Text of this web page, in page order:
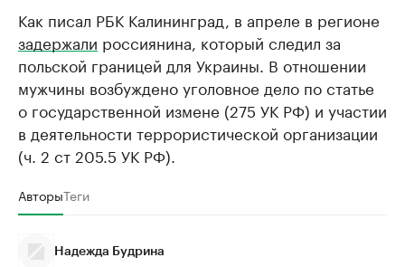
Как писал РБК Калининград, в апреле в регионе
задержали россиянина, который следил за
польской границей для Украины. В отношении
мужчины возбуждено уголовное дело по статье
о государственной измене (275 УК РФ) и участии
в деятельности террористической организации
(ч. 2 ст 205.5 УК РФ).
АвторыТеги
Надежда Будрина